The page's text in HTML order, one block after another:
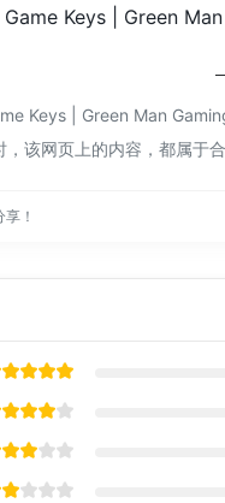
Keys | Green
Keys | Green Man
该网页上的内容，都属于
！